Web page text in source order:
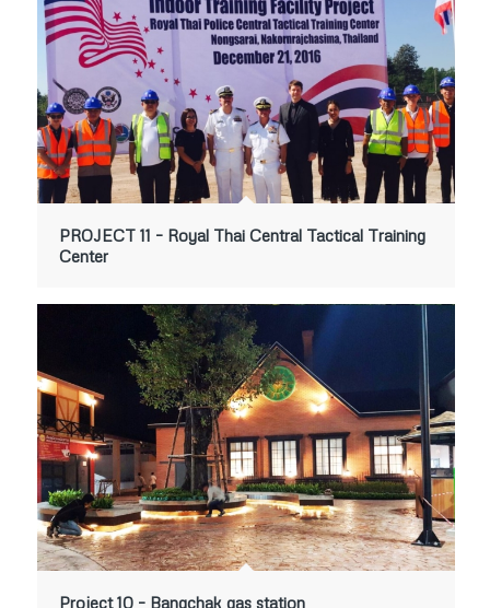
PROJECT 11 – Royal Thai Central Tactical Training
Center
Project 10 – Bangchak gas station